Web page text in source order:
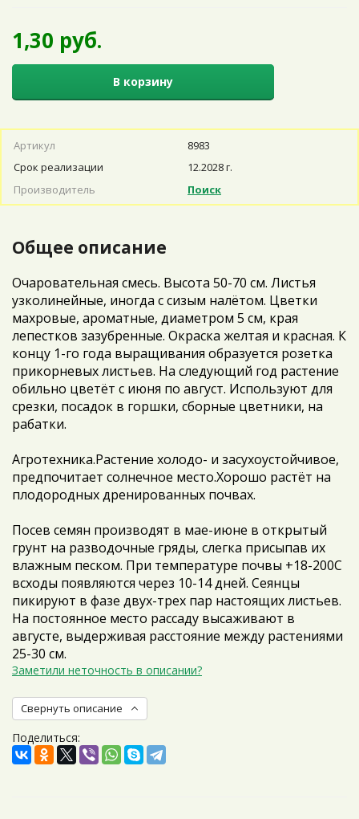
1,30 руб.
В корзину
Артикул
8983
Срок реализации
12.2028 г.
Производитель
Поиск
Общее описание
Очаровательная смесь. Высота 50-70 см. Листья
узколинейные, иногда с сизым налётом. Цветки
махровые, ароматные, диаметром 5 см, края
лепестков зазубренные. Окраска желтая и красная. К
концу 1-го года выращивания образуется розетка
прикорневых листьев. На следующий год растение
обильно цветёт с июня по август. Используют для
срезки, посадок в горшки, сборные цветники, на
рабатки.
Агротехника.Растение холодо- и засухоустойчивое,
предпочитает солнечное место.Хорошо растёт на
плодородных дренированных почвах.
Посев семян производят в мае-июне в открытый
грунт на разводочные гряды, слегка присыпав их
влажным песком. При температуре почвы +18-200C
всходы появляются через 10-14 дней. Сеянцы
пикируют в фазе двух-трех пар настоящих листьев.
На постоянное место рассаду высаживают в
августе, выдерживая расстояние между растениями
25-30 см.
Заметили неточность в описании?
Свернуть описание
Поделиться: